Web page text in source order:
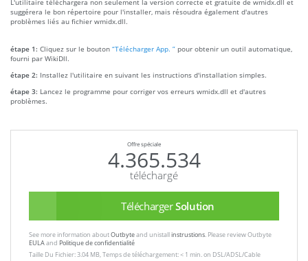
L'utilitaire téléchargera non seulement la version correcte et gratuite de wmidx.dll et
suggérera le bon répertoire pour l'installer, mais résoudra également d'autres
problèmes liés au fichier wmidx.dll.
étape 1: Cliquez sur le bouton “Télécharger App. ” pour obtenir un outil automatique,
fourni par WikiDll.
étape 2: Installez l'utilitaire en suivant les instructions d'installation simples.
étape 3: Lancez le programme pour corriger vos erreurs wmidx.dll et d'autres
problèmes.
Offre spéciale
4.365.534
téléchargé
TéléchargerSolution
See more information aboutOutbyteand unistallinstrustions. Please review Outbyte
EULAand Politique de confidentialité
Taille Du Fichier: 3.04 MB, Temps de téléchargement: < 1 min. on DSL/ADSL/Cable